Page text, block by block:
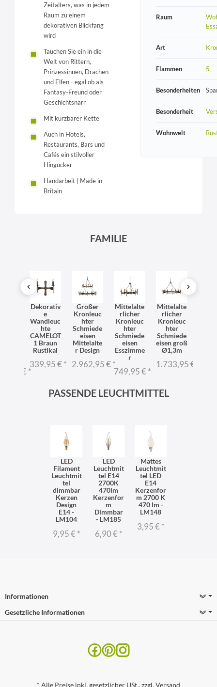
Zeitalters, was in jedem
Raum zu einem
dekorativen Blickfang
wird
Tauchen Sie ein in die
Welt von Rittern,
Prinzessinnen, Drachen
und Elfen - egal ob als
Fantasy-Freund oder
Geschichtsnarr
Mit kürzbarer Kette
Auch in Hotels,
Restaurants, Bars und
Cafés ein stilvoller
Hingucker
Handarbeit | Made in
Britain
Raum
Art
Flammen 5
Besonderheiten
Besonderheit
Wohnwelt
FAMILIE
€*
Dekorativ
e
Wandleuc
hte
CAMELOT
1 Braun
Rustikal
339,95 €*
Großer
Kronleuc
hter
Schmiede
eisen
Mittelalte
r Design
2.962,95 €*
Mittelalte
rlicher
Kronleuc
hter
Schmiede
eisen
Esszimme
r
749,95 €*
Mittelalte
rlicher
Kronleuc
hter
Schmiede
eisen groß
Ø1,3m
1.733,95 €
PASSENDE LEUCHTMITTEL
LED
Filament
Leuchtmit
tel
dimmbar
Kerzen
Design
E14 -
LM104
9,95 €*
LED
Leuchtmit
tel E14
2700K
470lm
Kerzenfor
m
Dimmbar
- LM185
6,90 €*
Mattes
Leuchtmit
tel LED
E14
Kerzenfor
m 2700 K
470 lm -
LM148
3,95 €*
Informationen
Gesetzliche Informationen
* Alle Preise inkl. gesetzlicher USt., zzgl.Versand